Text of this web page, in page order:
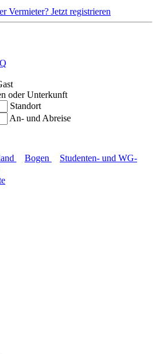
Vermieter? Jetzt registrieren
oder Unterkunft
Standort
An- und Abreise
Bogen
Studenten- und WG-